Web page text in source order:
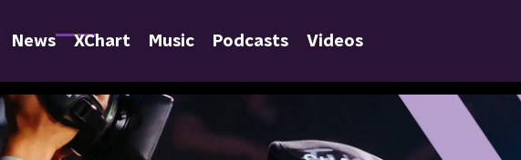
News XChart Music Podcasts Videos